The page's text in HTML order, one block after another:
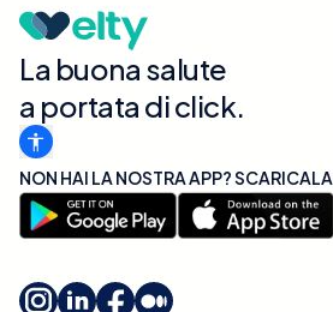
La buona salute
a portata di click.
NON HAI LA NOSTRA APP? SCARICALA